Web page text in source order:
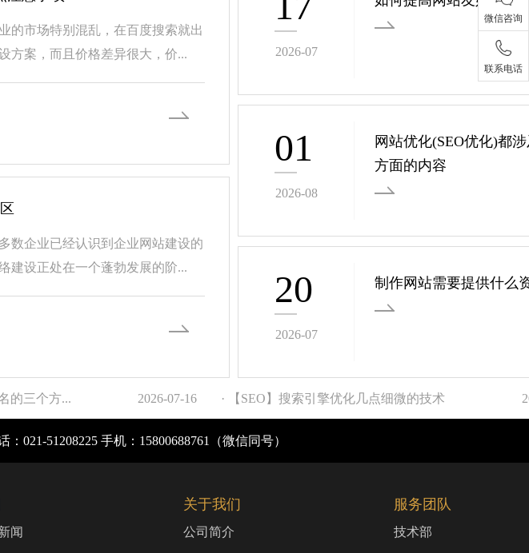
市场特别混乱，在百度搜索就出
方案，而且价格差异很大，价...
企业已经认识到企业网站建设的
建设正处在一个蓬勃发展的阶...
2026-07
01
2026-08
网站优化(SEO优化)都
方面的内容
20
2026-07
制作网站需要提供什么
2026-07-16
的三个方... · 【SEO】搜索引擎优化几点细微的技术
021-51208225 手机：15800688761（微信同号）
闻
关于我们
公司简介
服务团队
技术部
微信咨询
联系电话